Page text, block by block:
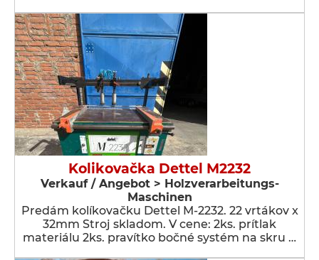
Kolikovačka Dettel M2232
Verkauf / Angebot > Holzverarbeitungs-
Maschinen
Predám kolíkovačku Dettel M-2232. 22 vrtákov x
32mm Stroj skladom. V cene: 2ks. prítlak
materiálu 2ks. pravítko bočné systém na skru …